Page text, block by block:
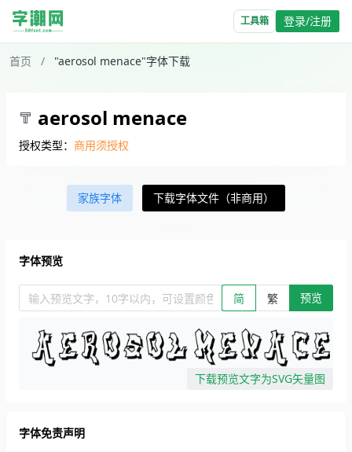
工具箱 登录/注册
首页 / "aerosol menace"字体下载
aerosol menace
授权类型： 商用须授权
家族字体 下载字体文件（非商用）
字体预览
输入预览文字，10字以内，可设置颜色、大小、简繁。回车查看效
简 繁 预览
下载预览文字为SVG矢量图
字体免责声明